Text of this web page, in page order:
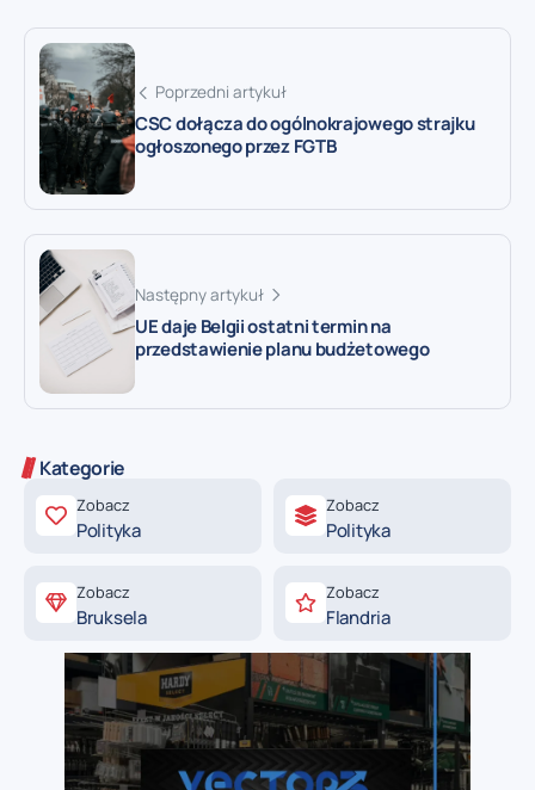
Poprzedni artykuł
CSC dołącza do ogólnokrajowego strajku
ogłoszonego przez FGTB
Następny artykuł
UE daje Belgii ostatni termin na
przedstawienie planu budżetowego
Kategorie
Zobacz
Polityka
Zobacz
Polityka
Zobacz
Bruksela
Zobacz
Flandria